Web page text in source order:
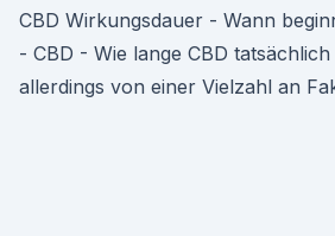
CBD Wirkungsdauer - Wann
- CBD - Wie lange CBD
allerdings von einer Vielzahl an